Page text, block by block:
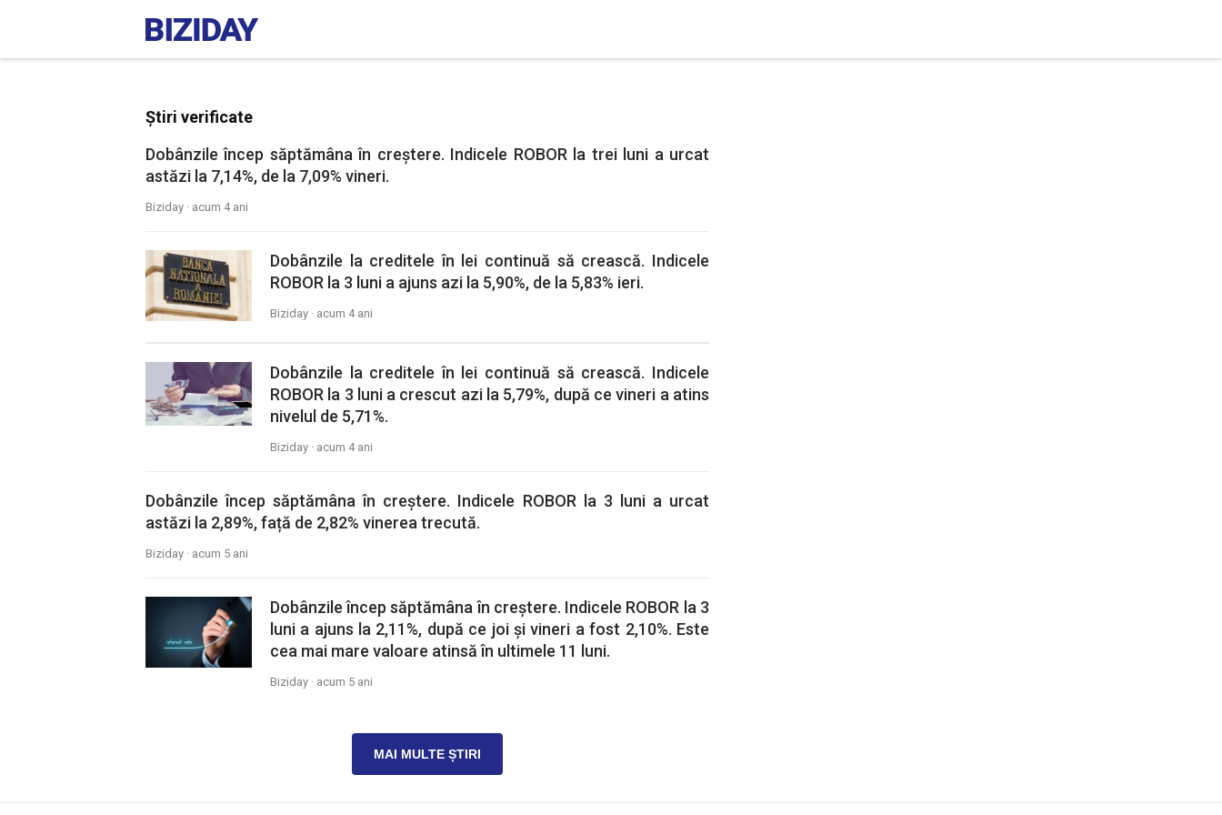
Știri verificate
Dobânzile încep săptămâna în creștere. Indicele ROBOR la trei luni a urcat
astăzi la 7,14%, de la 7,09% vineri.
Biziday · acum 4 ani
Dobânzile la creditele în lei continuă să crească. Indicele
ROBOR la 3 luni a ajuns azi la 5,90%, de la 5,83% ieri.
Biziday · acum 4 ani
Dobânzile la creditele în lei continuă să crească. Indicele
ROBOR la 3 luni a crescut azi la 5,79%, după ce vineri a atins
nivelul de 5,71%.
Biziday · acum 4 ani
Dobânzile încep săptămâna în creștere. Indicele ROBOR la 3 luni a urcat
astăzi la 2,89%, față de 2,82% vinerea trecută.
Biziday · acum 5 ani
Dobânzile încep săptămâna în creștere. Indicele ROBOR la 3
luni a ajuns la 2,11%, după ce joi și vineri a fost 2,10%. Este
cea mai mare valoare atinsă în ultimele 11 luni.
Biziday · acum 5 ani
MAI MULTE ȘTIRI